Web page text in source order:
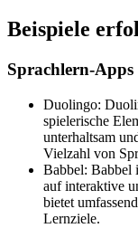
Beispiele
Sprachlern-Apps
Duolingo:
spielerische
unterhaltsam
Vielzahl von
Babbel: Babbel
auf interaktive
bietet
Lernziele.